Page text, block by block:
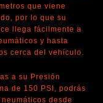
que viene
por lo que su
llega fácilmente a
y hasta
cerca del vehículo.
a su Presión
de 150 PSI, podrás
desde